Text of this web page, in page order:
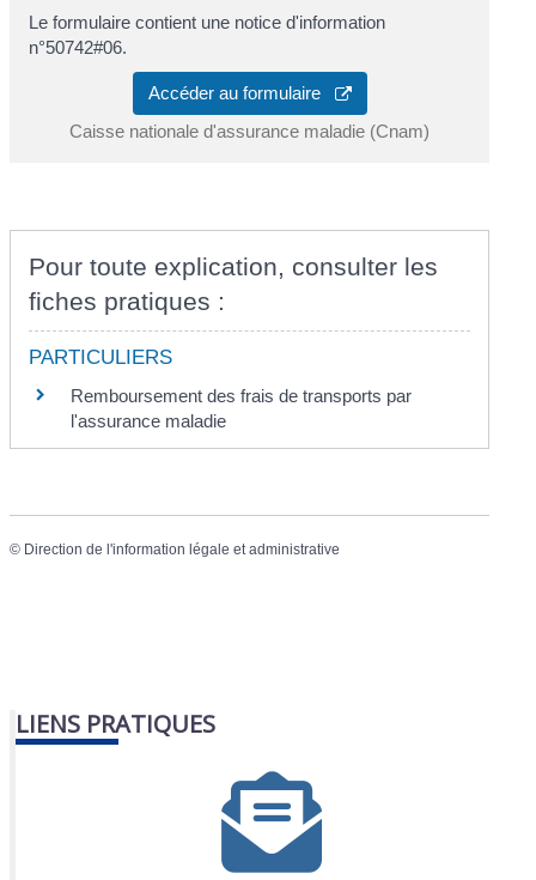
Le formulaire contient une notice d'information
n°50742#06.
Accéder au formulaire
Caisse nationale d'assurance maladie (Cnam)
Pour toute explication, consulter les
fiches pratiques :
PARTICULIERS
Remboursement des frais de transports par
l'assurance maladie
© Direction de l'information légale et administrative
LIENS PRATIQUES